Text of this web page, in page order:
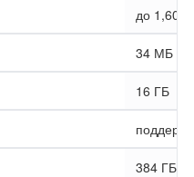
до 1,60
34 МБ
16 ГБ
384 ГБ